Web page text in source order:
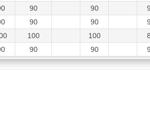
90 90
90 90
100 100
90 90